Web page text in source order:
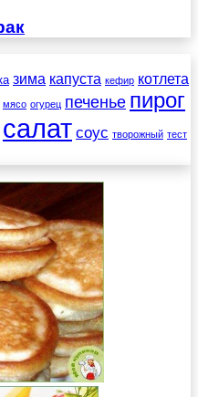
зима капуста кефир котлета
мясо огурец печенье пирог
салат соус творожный тест